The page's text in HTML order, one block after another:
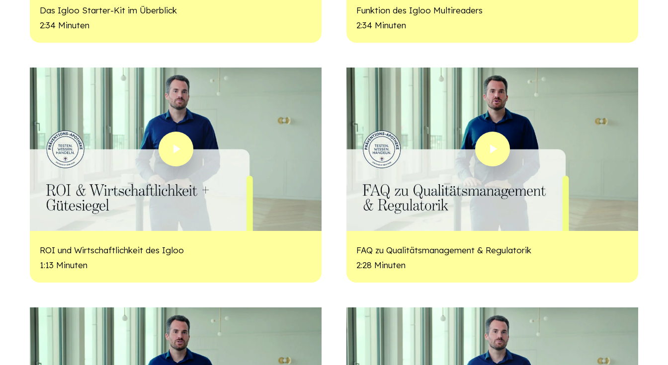
Das Igloo Starter-Kit im Überblick
2:34 Minuten
Funktion des Igloo Multireaders
2:34 Minuten
Play Video
ROI und Wirtschaftlichkeit des Igloo
1:13 Minuten
Play Video
FAQ zu Qualitätsmanagement & Regulatorik
2:28 Minuten